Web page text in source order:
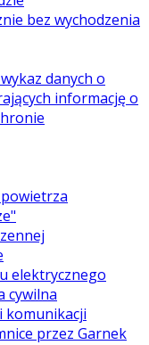
bez wychodzenia
danych o
informację o
elektrycznego
cywilna
komunikacji
przez Garnek